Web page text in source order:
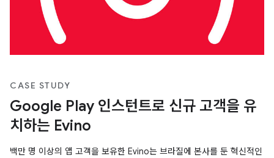
CASE STUDY
Google Play 인스턴트로 신규 고객을 유
치하는 Evino
백만 명 이상의 앱 고객을 보유한 Evino는 브라질에 본사를 둔 혁신적인